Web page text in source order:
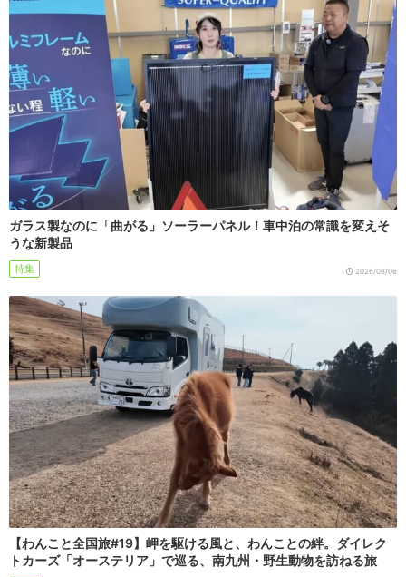
ガラス製なのに「曲がる」ソーラーパネル！車中泊の常識を変えそ
うな新製品
特集 2026/08/06
【わんこと全国旅#19】岬を駆ける風と、わんことの絆。ダイレク
トカーズ「オーステリア」で巡る、南九州・野生動物を訪ねる旅